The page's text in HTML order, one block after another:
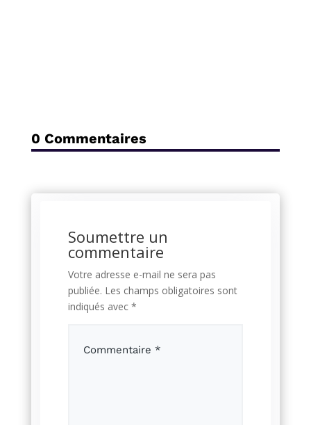
0 Commentaires
Soumettre un
commentaire
Votre adresse e-mail ne sera pas
publiée. Les champs obligatoires sont
indiqués avec *